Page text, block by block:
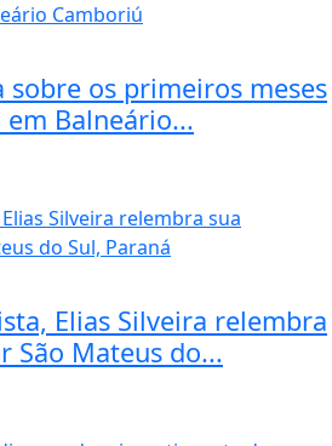
sobre os primeiros meses
Balneário...
Elias Silveira relembra
São Mateus do...